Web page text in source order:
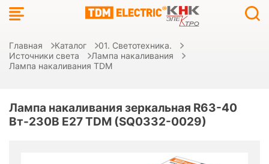
Главная Каталог
01. Светотехника.
Источники света
Лампа накаливания
Лампа накаливания TDM
Лампа накаливания зеркальная R63-40
Вт-230В Е27 TDM (SQ0332-0029)